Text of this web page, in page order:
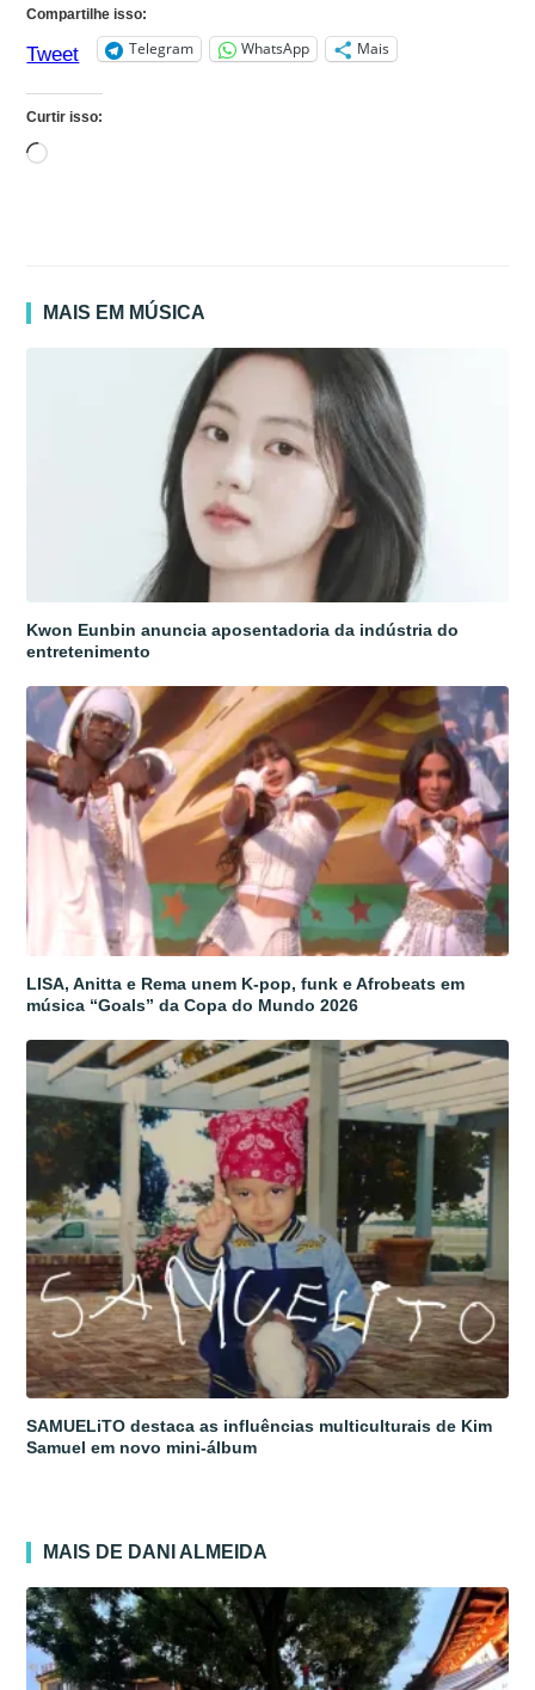
Compartilhe isso:
Tweet Telegram WhatsApp Mais
Curtir isso:
Carregando...
MAIS EM MÚSICA
Kwon Eunbin anuncia aposentadoria da indústria do
entretenimento
LISA, Anitta e Rema unem K-pop, funk e Afrobeats em
música “Goals” da Copa do Mundo 2026
SAMUELiTO destaca as influências multiculturais de Kim
Samuel em novo mini-álbum
MAIS DE DANI ALMEIDA